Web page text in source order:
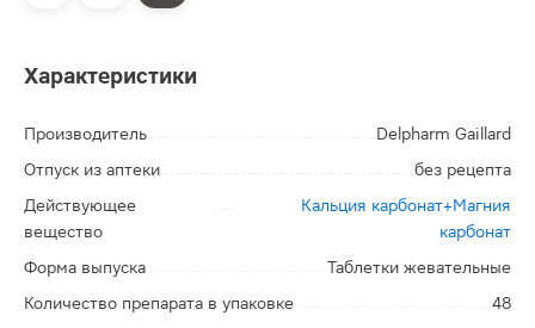
Характеристики
Производитель
Delpharm Gaillard
Отпуск из аптеки
без рецепта
Действующее
вещество
Кальция карбонат+Магния
карбонат
Форма выпуска
Таблетки жевательные
Количество препарата в упаковке
48